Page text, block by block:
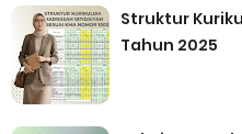
Struktur
Tahun 2025